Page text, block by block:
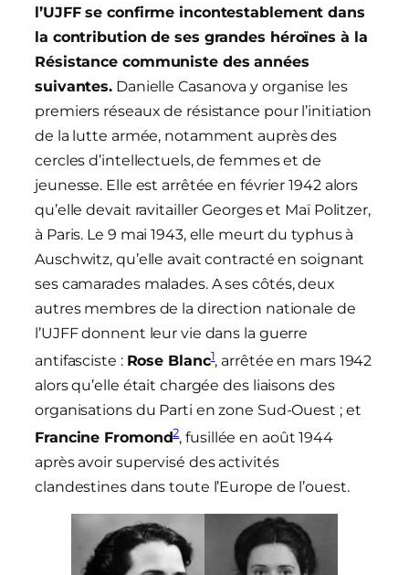
l’UJFF se confirme incontestablement dans
la contribution de ses grandes héroïnes à la
Résistance communiste des années
suivantes. Danielle Casanova y organise les
premiers réseaux de résistance pour l’initiation
de la lutte armée, notamment auprès des
cercles d’intellectuels, de femmes et de
jeunesse. Elle est arrêtée en février 1942 alors
qu’elle devait ravitailler Georges et Maï Politzer,
à Paris. Le 9 mai 1943, elle meurt du typhus à
Auschwitz, qu’elle avait contracté en soignant
ses camarades malades. A ses côtés, deux
autres membres de la direction nationale de
l’UJFF donnent leur vie dans la guerre
antifasciste : Rose Blanc1, arrêtée en mars 1942
alors qu’elle était chargée des liaisons des
organisations du Parti en zone Sud-Ouest ; et
Francine Fromond2, fusillée en août 1944
après avoir supervisé des activités
clandestines dans toute l’Europe de l’ouest.